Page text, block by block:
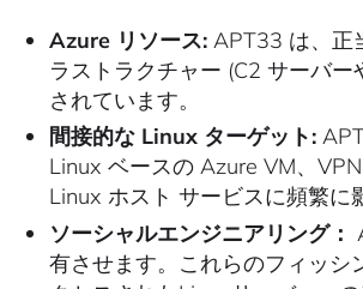
Azure リソース:APT33 は、正
ラストラクチャー (C2 サーバ
されています。
間接的な Linux ターゲット:
Linux ベースの Azure VM、
Linux ホスト サービスに頻繁に
ソーシャルエンジニアリング：
有させます。これらのフィッシ